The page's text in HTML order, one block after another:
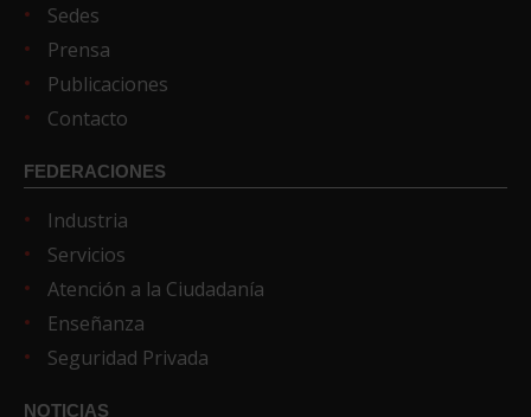
Sedes
Prensa
Publicaciones
Contacto
FEDERACIONES
Industria
Servicios
Atención a la Ciudadanía
Enseñanza
Seguridad Privada
NOTICIAS